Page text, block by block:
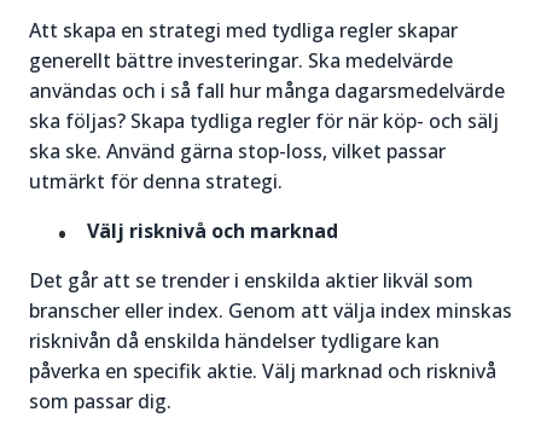
Att skapa en strategi med tydliga regler skapar
generellt bättre investeringar. Ska medelvärde
användas och i så fall hur många dagarsmedelvärde
ska följas? Skapa tydliga regler för när köp- och sälj
ska ske. Använd gärna stop-loss, vilket passar
utmärkt för denna strategi.
Välj risknivå och marknad
Det går att se trender i enskilda aktier likväl som
branscher eller index. Genom att välja index minskas
risknivån då enskilda händelser tydligare kan
påverka en specifik aktie. Välj marknad och risknivå
som passar dig.